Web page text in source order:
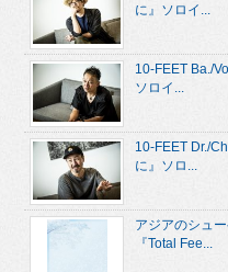
に』ソロイ...
10-FEET Ba./
ソロイ...
10-FEET Dr./
に』ソロ...
アジアのシュ
『Total Fee...